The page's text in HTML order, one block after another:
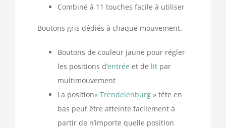
Combiné à 11 touches facile à utiliser
Boutons gris dédiés à chaque mouvement.
Boutons de couleur jaune pour régler
les positions d’entrée et de litpar
multimouvement
La position« Trendelenburg» tête en
bas peut être atteinte facilement à
partir de n’importe quelle position